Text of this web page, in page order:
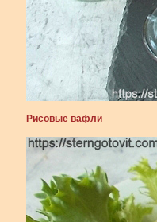
Рисовые вафли